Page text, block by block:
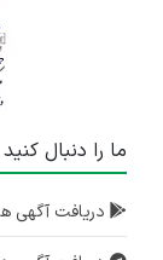
ما را دنبال کنید
دریافت آگهی